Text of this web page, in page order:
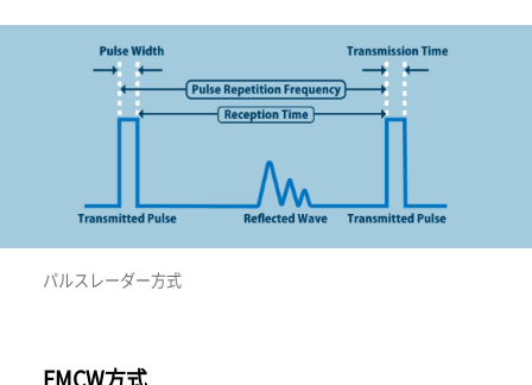
パルスレーダー方式
FMCW方式